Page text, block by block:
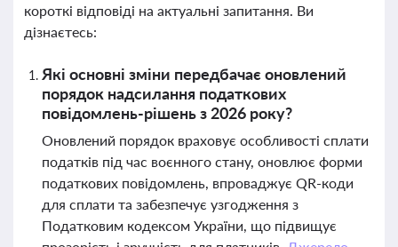
короткі відповіді на актуальні запитання. Ви
дізнаєтесь:
Які основні зміни передбачає оновлений
порядок надсилання податкових
повідомлень-рішень з 2026 року?
Оновлений порядок враховує особливості сплати
податків під час воєнного стану, оновлює форми
податкових повідомлень, впроваджує QR-коди
для сплати та забезпечує узгодження з
Податковим кодексом України, що підвищує